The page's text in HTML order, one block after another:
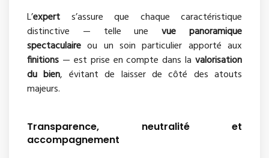
L’expert s’assure que chaque caractéristique
distinctive — telle unevue panoramique
spectaculaire ou un soin particulier apporté aux
finitions — est prise en compte dans la valorisation
du bien, évitant de laisser de côté des atouts
majeurs.
Transparence, neutralité et
accompagnement